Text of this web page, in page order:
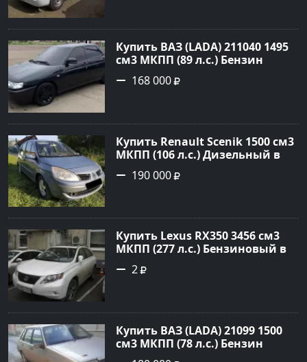
Авторынок23
Купить ВАЗ (LADA) 211040 1495
см3 МКПП (89 л.с.) Бензин
инжектор в Краснодвр: цвет
Черный Седан 2007 года по
Авторынок23
168 000
Купить Renault Scenik 1500 см3
МКПП (106 л.с.) Дизельный в
Белореченск: цвет Голубой
Универсал 2007 года по цене
190 000
Купить Lexus RX350 3456 см3
МКПП (277 л.с.) Бензиновый в
Краснодар: цвет
Перламутрово-белый
№3746 на сайте Авторынок23
2
Купить ВАЗ (LADA) 21099 1500
см3 МКПП (78 л.с.) Бензин
инжектор в Гостагаевская :